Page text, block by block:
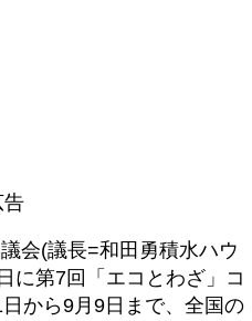
告
会(議長=和田勇積水ハウ
に第7回「エコとわざ」コ
から9月9日まで、全国の